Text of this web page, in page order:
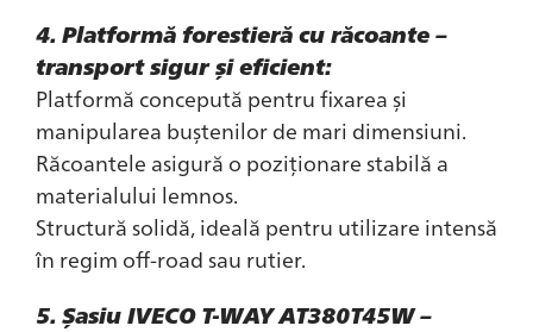
4. Platformă forestieră cu răcoante –
transport sigur și eficient:
Platformă concepută pentru fixarea și
manipularea buștenilor de mari dimensiuni.
Răcoantele asigură o poziționare stabilă a
materialului lemnos.
Structură solidă, ideală pentru utilizare intensă
în regim off-road sau rutier.
5. Șasiu IVECO T-WAY AT380T45W –